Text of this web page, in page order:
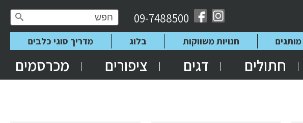
09-7488500
מותגים חנויות משווקות בלוג מדריך סוגי כלבים
חתולים דגים ציפורים מכרסמים